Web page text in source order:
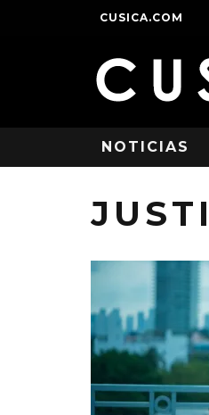
CUSICA.COM
NOTICIAS